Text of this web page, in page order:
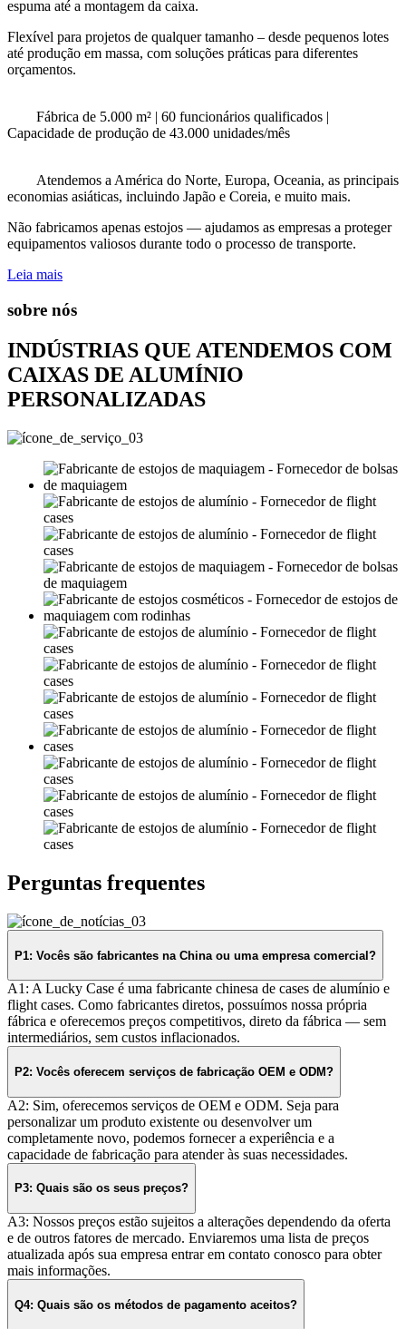
espuma até a montagem da caixa.
Flexível para projetos de qualquer tamanho – desde pequenos lotes
até produção em massa, com soluções práticas para diferentes
orçamentos.
Fábrica de 5.000 m² | 60 funcionários qualificados |
Capacidade de produção de 43.000 unidades/mês
Atendemos a América do Norte, Europa, Oceania, as principais
economias asiáticas, incluindo Japão e Coreia, e muito mais.
Não fabricamos apenas estojos — ajudamos as empresas a proteger
equipamentos valiosos durante todo o processo de transporte.
Leia mais
sobre nós
INDÚSTRIAS QUE ATENDEMOS COM
CAIXAS DE ALUMÍNIO
PERSONALIZADAS
Perguntas frequentes
P1: Vocês são fabricantes na China ou uma empresa comercial?
A1: A Lucky Case é uma fabricante chinesa de cases de alumínio e
flight cases. Como fabricantes diretos, possuímos nossa própria
fábrica e oferecemos preços competitivos, direto da fábrica — sem
intermediários, sem custos inflacionados.
P2: Vocês oferecem serviços de fabricação OEM e ODM?
A2: Sim, oferecemos serviços de OEM e ODM. Seja para
personalizar um produto existente ou desenvolver um
completamente novo, podemos fornecer a experiência e a
capacidade de fabricação para atender às suas necessidades.
P3: Quais são os seus preços?
A3: Nossos preços estão sujeitos a alterações dependendo da oferta
e de outros fatores de mercado. Enviaremos uma lista de preços
atualizada após sua empresa entrar em contato conosco para obter
mais informações.
Q4: Quais são os métodos de pagamento aceitos?